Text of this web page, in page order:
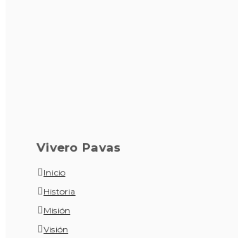
Vivero Pavas
Inicio
Historia
Misión
Visión